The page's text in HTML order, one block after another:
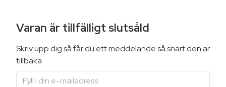
Varan är tillfälligt slutsåld
Skriv upp dig så får du ett meddelande så snart den är
tillbaka